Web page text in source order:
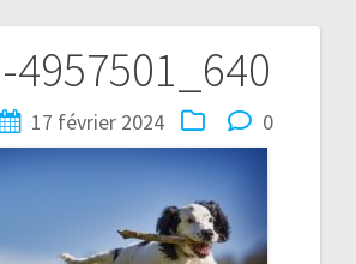
17 février 2024 0